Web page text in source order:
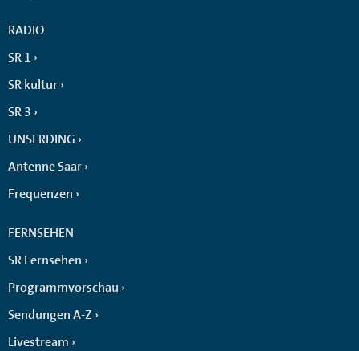
RADIO
SR 1
SR kultur
SR 3
UNSERDING
Antenne Saar
Frequenzen
FERNSEHEN
SR Fernsehen
Programmvorschau
Sendungen A-Z
Livestream